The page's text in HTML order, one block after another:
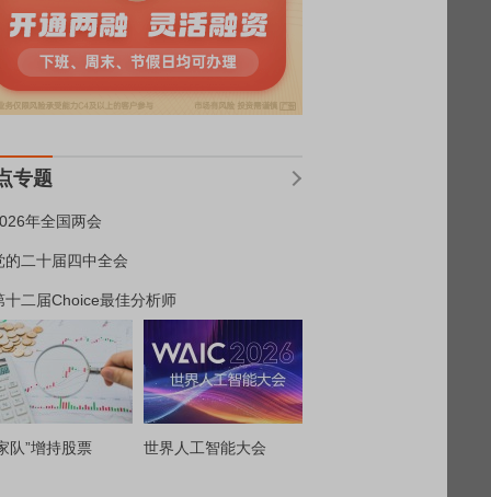
专题
年全国两会
的二十届四中全会
十二届Choice最佳分析师
队”增持股票 世界人工智能大会